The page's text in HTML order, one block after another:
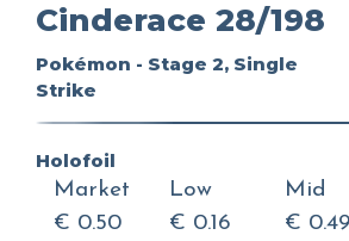
Cinderace 28/198
Pokémon - Stage 2, Single
Strike
Holofoil
Market
€ 0.50
Low
€ 0.16
Mid
€ 0.49